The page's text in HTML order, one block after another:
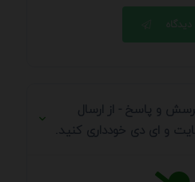
دیدگاه
و پاسخ - از ارسال
و ای دی خودداری کنید.